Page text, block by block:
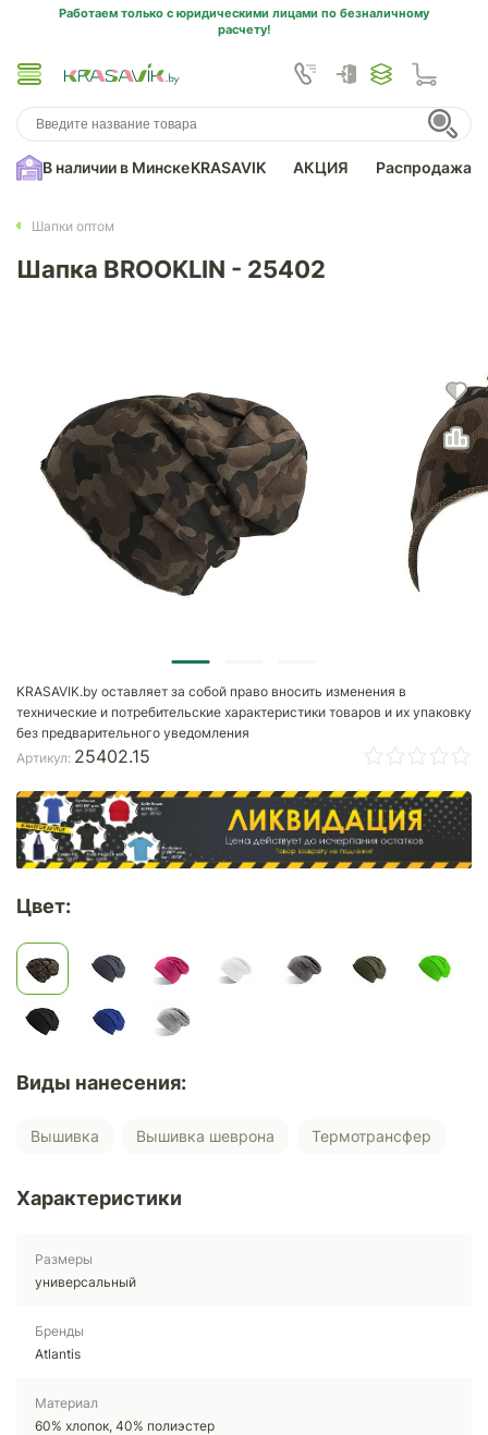
Работаем только с юридическими лицами по безналичному
расчету!
В наличии в МинскеKRASAVIK АКЦИЯ Распродажа
Шапки оптом
Шапка BROOKLIN - 25402
KRASAVIK.by оставляет за собой право вносить изменения в
технические и потребительские характеристики товаров и их упаковку
без предварительного уведомления
Артикул: 25402.15
Цвет:
Виды нанесения:
Вышивка Вышивка шеврона Термотрансфер
Характеристики
Размеры
универсальный
Бренды
Atlantis
Материал
60% хлопок, 40% полиэстер